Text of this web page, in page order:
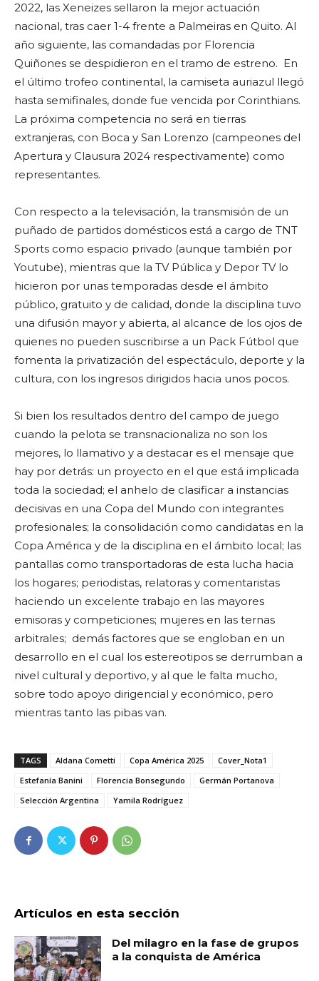
2022, las Xeneizes sellaron la mejor actuación
nacional, tras caer 1-4 frente a Palmeiras en Quito. Al
año siguiente, las comandadas por Florencia
Quiñones se despidieron en el tramo de estreno. En
el último trofeo continental, la camiseta auriazul llegó
hasta semifinales, donde fue vencida por Corinthians.
La próxima competencia no será en tierras
extranjeras, con Boca y San Lorenzo (campeones del
Apertura y Clausura 2024 respectivamente) como
representantes.
Con respecto a la televisación, la transmisión de un
puñado de partidos domésticos está a cargo de TNT
Sports como espacio privado (aunque también por
Youtube), mientras que la TV Pública y Depor TV lo
hicieron por unas temporadas desde el ámbito
público, gratuito y de calidad, donde la disciplina tuvo
una difusión mayor y abierta, al alcance de los ojos de
quienes no pueden suscribirse a un Pack Fútbol que
fomenta la privatización del espectáculo, deporte y la
cultura, con los ingresos dirigidos hacia unos pocos.
Si bien los resultados dentro del campo de juego
cuando la pelota se transnacionaliza no son los
mejores, lo llamativo y a destacar es el mensaje que
hay por detrás: un proyecto en el que está implicada
toda la sociedad; el anhelo de clasificar a instancias
decisivas en una Copa del Mundo con integrantes
profesionales; la consolidación como candidatas en la
Copa América y de la disciplina en el ámbito local; las
pantallas como transportadoras de esta lucha hacia
los hogares; periodistas, relatoras y comentaristas
haciendo un excelente trabajo en las mayores
emisoras y competiciones; mujeres en las ternas
arbitrales; demás factores que se engloban en un
desarrollo en el cual los estereotipos se derrumban a
nivel cultural y deportivo, y al que le falta mucho,
sobre todo apoyo dirigencial y económico, pero
mientras tanto las pibas van.
TAGS Aldana Cometti Copa América 2025
Cover_Nota1
Estefanía Banini
Florencia Bonsegundo
Germán Portanova
Selección Argentina
Yamila Rodríguez
Artículos en esta sección
Del milagro en la fase de grupos
a la conquista de América